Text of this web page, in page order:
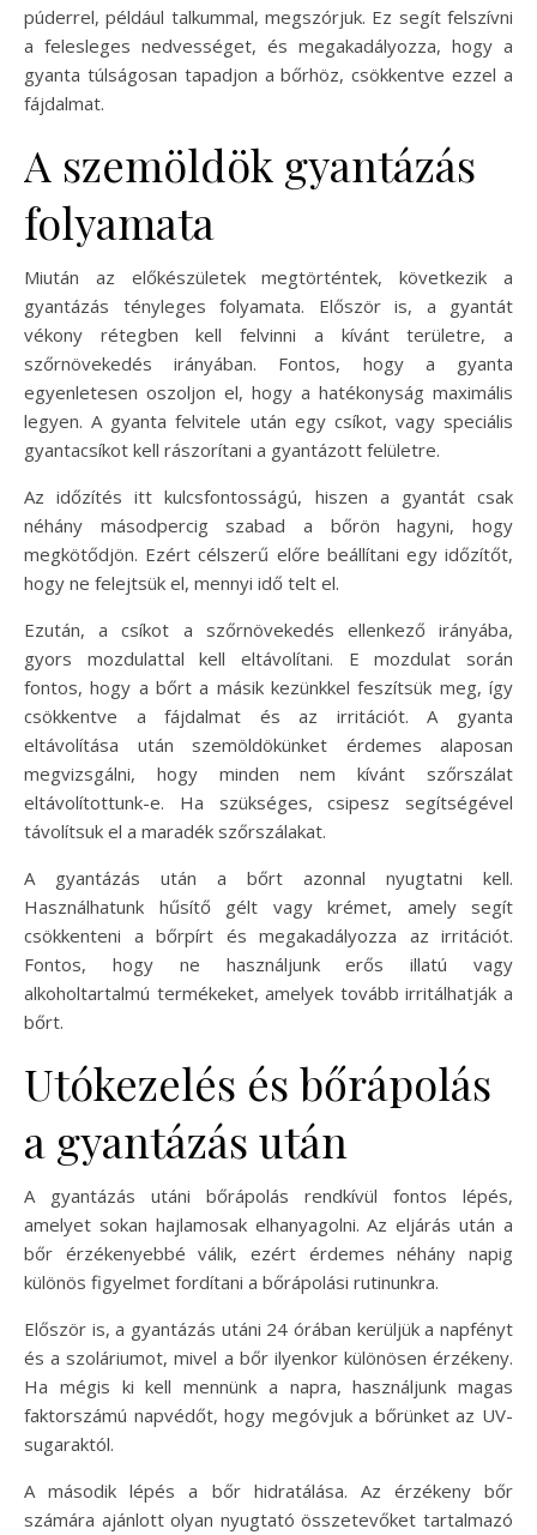
púderrel, például talkummal, megszórjuk. Ez segít felszívni
a felesleges nedvességet, és megakadályozza, hogy a
gyanta túlságosan tapadjon a bőrhöz, csökkentve ezzel a
fájdalmat.
A szemöldök gyantázás
folyamata
Miután az előkészületek megtörténtek, következik a
gyantázás tényleges folyamata. Először is, a gyantát
vékony rétegben kell felvinni a kívánt területre, a
szőrnövekedés irányában. Fontos, hogy a gyanta
egyenletesen oszoljon el, hogy a hatékonyság maximális
legyen. A gyanta felvitele után egy csíkot, vagy speciális
gyantacsíkot kell rászorítani a gyantázott felületre.
Az időzítés itt kulcsfontosságú, hiszen a gyantát csak
néhány másodpercig szabad a bőrön hagyni, hogy
megkötődjön. Ezért célszerű előre beállítani egy időzítőt,
hogy ne felejtsük el, mennyi idő telt el.
Ezután, a csíkot a szőrnövekedés ellenkező irányába,
gyors mozdulattal kell eltávolítani. E mozdulat során
fontos, hogy a bőrt a másik kezünkkel feszítsük meg, így
csökkentve a fájdalmat és az irritációt. A gyanta
eltávolítása után szemöldökünket érdemes alaposan
megvizsgálni, hogy minden nem kívánt szőrszálat
eltávolítottunk-e. Ha szükséges, csipesz segítségével
távolítsuk el a maradék szőrszálakat.
A gyantázás után a bőrt azonnal nyugtatni kell.
Használhatunk hűsítő gélt vagy krémet, amely segít
csökkenteni a bőrpírt és megakadályozza az irritációt.
Fontos, hogy ne használjunk erős illatú vagy
alkoholtartalmú termékeket, amelyek tovább irritálhatják a
bőrt.
Utókezelés és bőrápolás
a gyantázás után
A gyantázás utáni bőrápolás rendkívül fontos lépés,
amelyet sokan hajlamosak elhanyagolni. Az eljárás után a
bőr érzékenyebbé válik, ezért érdemes néhány napig
különös figyelmet fordítani a bőrápolási rutinunkra.
Először is, a gyantázás utáni 24 órában kerüljük a napfényt
és a szoláriumot, mivel a bőr ilyenkor különösen érzékeny.
Ha mégis ki kell mennünk a napra, használjunk magas
faktorszámú napvédőt, hogy megóvjuk a bőrünket az UV-
sugaraktól.
A második lépés a bőr hidratálása. Az érzékeny bőr
számára ajánlott olyan nyugtató összetevőket tartalmazó